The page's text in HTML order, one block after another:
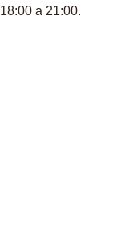
a 21:00.